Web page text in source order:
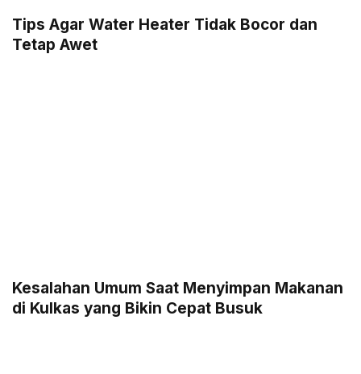
Tips Agar Water Heater Tidak Bocor dan
Tetap Awet
Kesalahan Umum Saat Menyimpan Makanan
di Kulkas yang Bikin Cepat Busuk